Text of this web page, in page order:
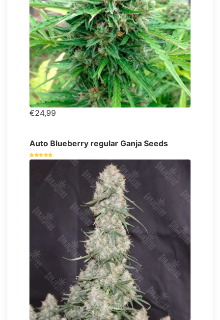
€24,99
Auto Blueberry regular Ganja Seeds